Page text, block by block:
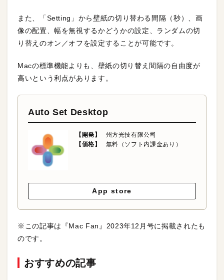
また、「Setting」から壁紙の切り替わる間隔（秒）、画
像の配置、幅を無視するかどうかの設定、ランダムの切
り替えのオン／オフを設定することが可能です。
Macの標準機能よりも、壁紙の切り替え間隔の自由度が
高いという利点があります。
Auto Set Desktop
【開発】
州方光技有限公司
【価格】
無料（ソフト内課金あり）
App store
※この記事は『Mac Fan』2023年12月号に掲載されたも
のです。
おすすめの記事